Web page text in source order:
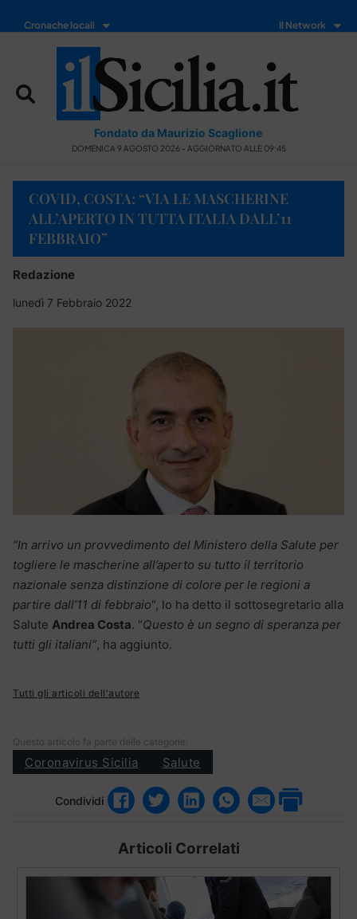
Cronache locali Il Network
Fondato da Maurizio Scaglione
DOMENICA 9 AGOSTO 2026 - AGGIORNATO ALLE 09:45
COVID, COSTA: “VIA LE MASCHERINE
ALL’APERTO IN TUTTA ITALIA DALL’11
FEBBRAIO”
Redazione
lunedì 7 Febbraio 2022
“In arrivo un provvedimento del Ministero della Salute per
togliere le mascherine all’aperto su tutto il territorio
nazionale senza distinzione di colore per le regioni a
partire dall’11 di febbraio“, lo ha detto il sottosegretario alla
Salute Andrea Costa. “Questo è un segno di speranza per
tutti gli italiani”, ha aggiunto.
Tutti gli articoli dell'autore
Questo articolo fa parte delle categorie:
Coronavirus Sicilia Salute
Condividi
Articoli Correlati